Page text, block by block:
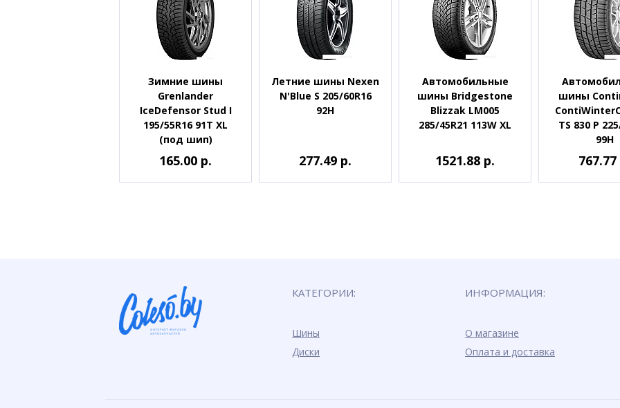
Зимние шины
Grenlander
IceDefensor Stud I
195/55R16 91T XL
(под шип)
165.00 р.
Летние шины Nexen
N'Blue S 205/60R16
92H
277.49 р.
Автомобильные
шины Bridgestone
Blizzak LM005
285/45R21 113W XL
1521.88 р.
шины
TS 830 P
99H
767.77
КАТЕГОРИИ:
Шины
Диски
ИНФОРМАЦИЯ:
О магазине
Оплата и доставка